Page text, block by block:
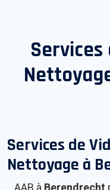
Services de
Nettoyage à
AAB à Berendrecht